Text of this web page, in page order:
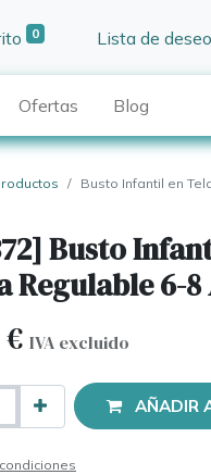
0 Lista de
Ofertas Blog
Busto Infantil en
Busto
Regulable 6-8
€ IVA excluido
AÑADIR